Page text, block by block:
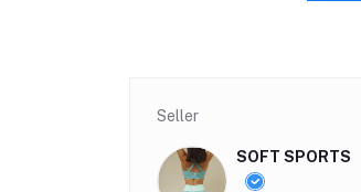
Seller
SOFT SPORTS